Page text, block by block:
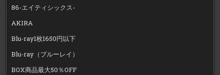
86-エイティシックス-
AKIRA
Blu-ray1枚1650円以下
Blu-ray（ブルーレイ）
BOX商品最大50％OFF